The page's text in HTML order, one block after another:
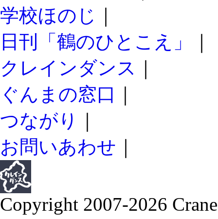
学校ほのじ
日刊「鶴のひとこえ」
クレインダンス
ぐんまの窓口
つながり
お問いあわせ
Copyright 2007-2026